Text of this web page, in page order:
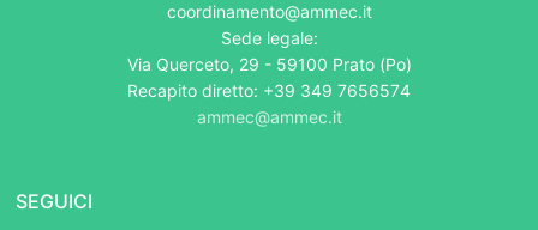
coordinamento@ammec.it
Sede legale:
Via Querceto, 29 - 59100 Prato (Po)
Recapito diretto: +39 349 7656574
ammec@ammec.it
SEGUICI